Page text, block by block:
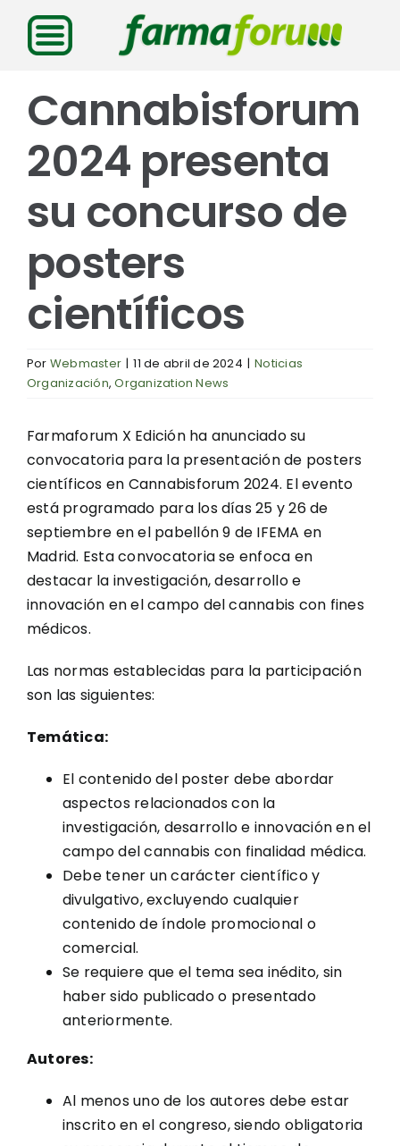
Saltar
contenido
Cannabisforum
2024 presenta
su concurso de
posters
científicos
Por Webmaster | 11 de abril de 2024 | Noticias
Organización,Organization News
Farmaforum X Edición ha anunciado su
convocatoria para la presentación de posters
científicos en Cannabisforum 2024. El evento
está programado para los días 25 y 26 de
septiembre en el pabellón 9 de IFEMA en
Madrid. Esta convocatoria se enfoca en
destacar la investigación, desarrollo e
innovación en el campo del cannabis con fines
médicos.
Las normas establecidas para la participación
son las siguientes:
Temática:
El contenido del poster debe abordar
aspectos relacionados con la
investigación, desarrollo e innovación en el
campo del cannabis con finalidad médica.
Debe tener un carácter científico y
divulgativo, excluyendo cualquier
contenido de índole promocional o
comercial.
Se requiere que el tema sea inédito, sin
haber sido publicado o presentado
anteriormente.
Autores:
Al menos uno de los autores debe estar
inscrito en el congreso, siendo obligatoria